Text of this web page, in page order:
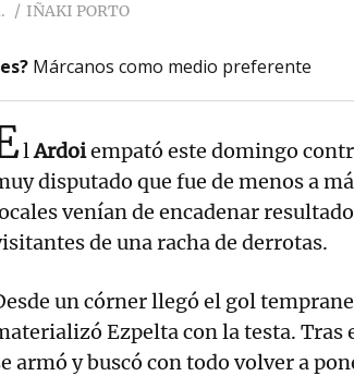
IÑAKI PORTO
Márcanos como medio preferente
lArdoiempató este domingo
disputado que fue de menos a
venían de encadenar
de una racha de derrotas.
un córner llegó el gol
Ezpelta con la testa.
armó y buscó con todo volver a